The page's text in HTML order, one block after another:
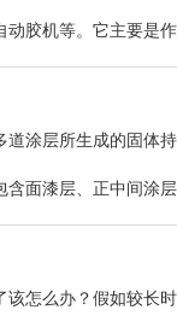
胶机等。它主要是
涂层所生成的固体
面漆层、正中间涂
怎么办？假如较长